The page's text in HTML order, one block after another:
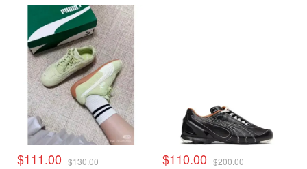
$111.00 $130.00 $110.00 $200.00